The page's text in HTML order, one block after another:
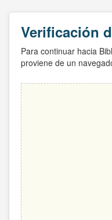
Verificación
Para continuar hacia
proviene de un